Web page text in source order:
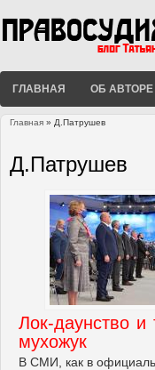
ГЛАВНАЯ ОБ АВТОРЕ
Главная » Д.Патрушев
Д.Патрушев
Лок-даунство и
мухожук
В СМИ, как в